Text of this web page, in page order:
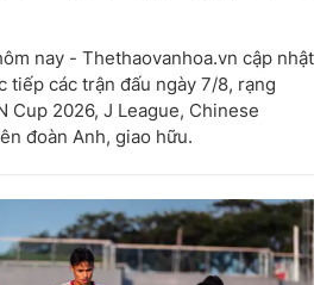
nay - Thethaovanhoa.vn cập nhật
tiếp các trận đấu ngày 7/8, rạng
Cup 2026, J League, Chinese
đoàn Anh, giao hữu.